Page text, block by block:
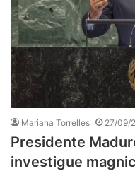
Mariana Torrelles 27/09/
Presidente
investigue